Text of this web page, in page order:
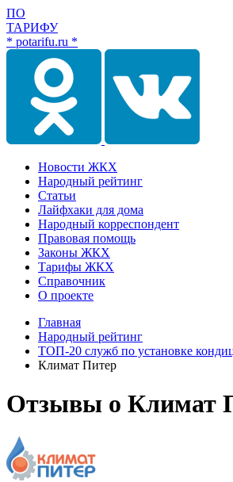
ПО
ТАРИФУ
* potarifu.ru *
Новости ЖКХ
Народный рейтинг
Статьи
Лайфхаки для дома
Народный корреспондент
Правовая помощь
Законы ЖКХ
Тарифы ЖКХ
Справочник
О проекте
Главная
Народный рейтинг
ТОП-20 служб по установке
Климат Питер
Отзывы о Климат